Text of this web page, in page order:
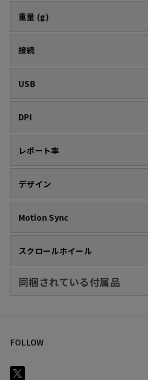
重量 (g)
接続
USB
DPI
レポート率
デザイン
Motion Sync
スクロールホイール
同梱されている付属品
FOLLOW